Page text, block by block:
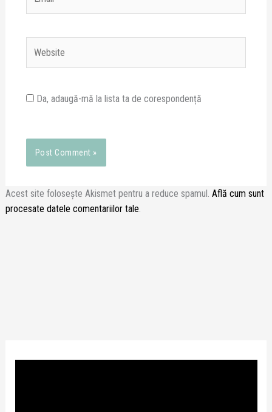
Da, adaugă-mă la lista ta de corespondență
Acest site folosește Akismet pentru a reduce spamul. Află cum sunt
procesate datele comentariilor tale